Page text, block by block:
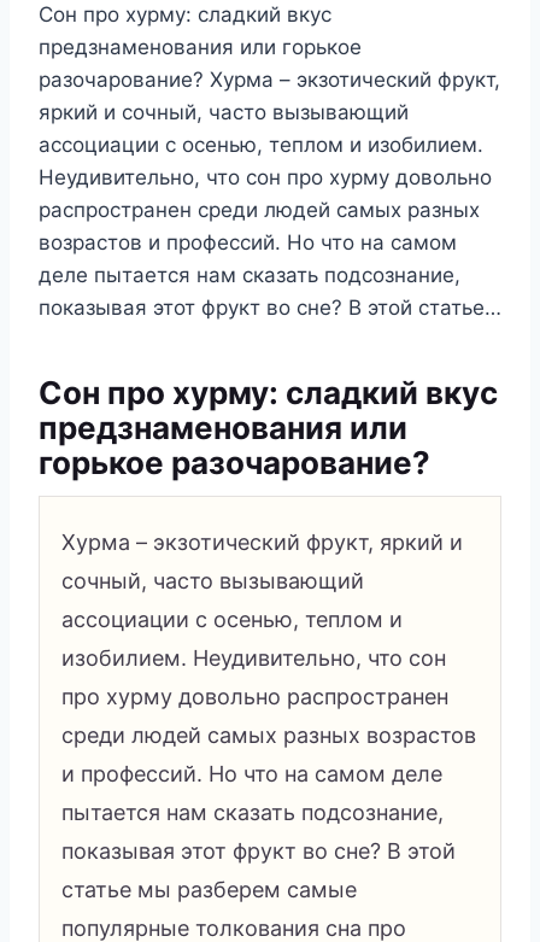
Сон про хурму: сладкий вкус
предзнаменования или горькое
разочарование? Хурма – экзотический фрукт,
яркий и сочный, часто вызывающий
ассоциации с осенью, теплом и изобилием.
Неудивительно, что сон про хурму довольно
распространен среди людей самых разных
возрастов и профессий. Но что на самом
деле пытается нам сказать подсознание,
показывая этот фрукт во сне? В этой статье…
Сон про хурму: сладкий вкус
предзнаменования или
горькое разочарование?
Хурма – экзотический фрукт, яркий и
сочный, часто вызывающий
ассоциации с осенью, теплом и
изобилием. Неудивительно, что сон
про хурму довольно распространен
среди людей самых разных возрастов
и профессий. Но что на самом деле
пытается нам сказать подсознание,
показывая этот фрукт во сне? В этой
статье мы разберем самые
популярные толкования сна про